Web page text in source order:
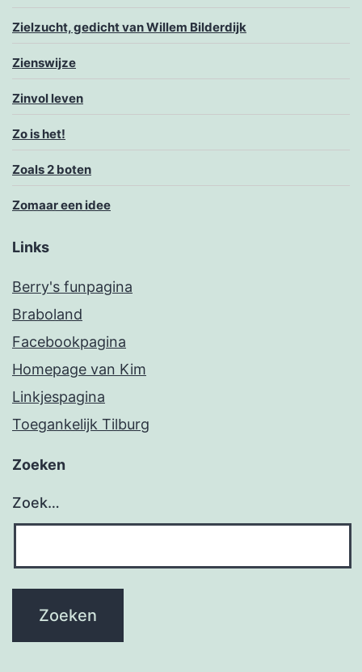
Zielzucht, gedicht van Willem Bilderdijk
Zienswijze
Zinvol leven
Zo is het!
Zoals 2 boten
Zomaar een idee
Links
Berry's funpagina
Braboland
Facebookpagina
Homepage van Kim
Linkjespagina
Toegankelijk Tilburg
Zoeken
Zoek…